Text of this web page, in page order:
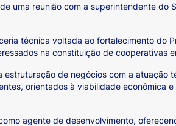
uma reunião com a superintendente do
técnica voltada ao fortalecimento do
na constituição de cooperativas
de negócios com a atuação
orientados à viabilidade econômica
agente de desenvolvimento,